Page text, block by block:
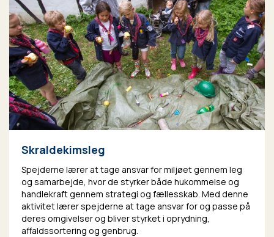
Skraldekimsleg
Spejderne lærer at tage ansvar for miljøet gennem leg
og samarbejde, hvor de styrker både hukommelse og
handlekraft gennem strategi og fællesskab. Med denne
aktivitet lærer spejderne at tage ansvar for og passe på
deres omgivelser og bliver styrket i oprydning,
affaldssortering og genbrug.